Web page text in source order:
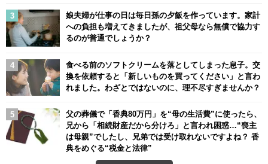
娘夫婦が仕事の日は毎日孫の夕飯を作っています。家計
への負担も増えてきましたが、祖父母なら無償で協力す
るのが普通でしょうか？
食べる前のソフトクリームを落としてしまった息子。交
換を依頼すると「新しいものを買ってください」と言わ
れました。わざとではないのに、理不尽すぎませんか？
父の葬儀で「香典80万円」を“母の生活費”に使ったら、
兄から「相続財産だから分けろ」と言われ困惑…“喪主
は母親”でしたし、兄弟では受け取れないですよね？ 香
典をめぐる“税金と法律”